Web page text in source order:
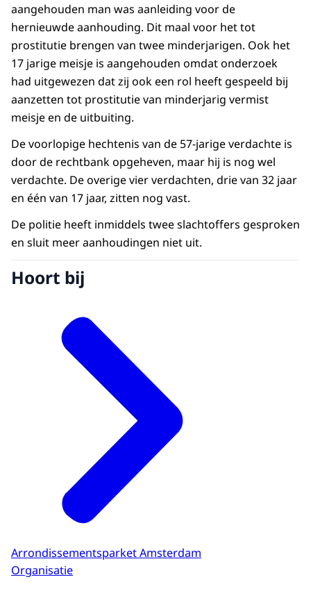
aangehouden man was aanleiding voor de
hernieuwde aanhouding. Dit maal voor het tot
prostitutie brengen van twee minderjarigen. Ook het
17 jarige meisje is aangehouden omdat onderzoek
had uitgewezen dat zij ook een rol heeft gespeeld bij
aanzetten tot prostitutie van minderjarig vermist
meisje en de uitbuiting.
De voorlopige hechtenis van de 57-jarige verdachte is
door de rechtbank opgeheven, maar hij is nog wel
verdachte. De overige vier verdachten, drie van 32 jaar
en één van 17 jaar, zitten nog vast.
De politie heeft inmiddels twee slachtoffers gesproken
en sluit meer aanhoudingen niet uit.
Hoort bij
Arrondissementsparket Amsterdam
Organisatie